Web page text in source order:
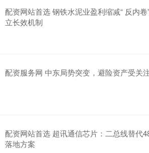
配资网站首选 钢铁水泥业盈利缩减“ 反内卷
立长效机制
配资服务网 中东局势突变，避险资产受关
配资网站首选 超讯通信芯片：二总线替代
落地方案